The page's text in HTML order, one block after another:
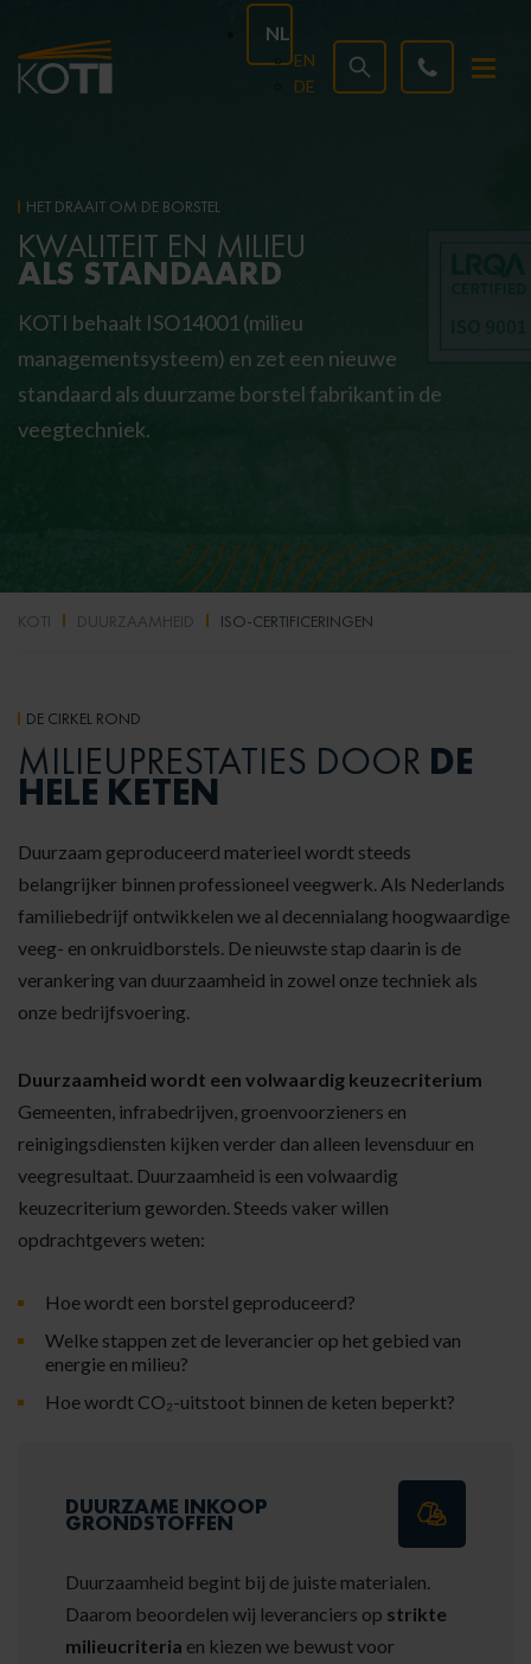
NL
EN
DE
HET DRAAIT OM DE BORSTEL
KWALITEIT EN MILIEU
ALS STANDAARD
KOTI behaalt ISO14001 (milieu
managementsysteem) en zet een nieuwe
standaard als duurzame borstel fabrikant in de
veegtechniek.
KOTI DUURZAAMHEID ISO-CERTIFICERINGEN
DE CIRKEL ROND
MILIEUPRESTATIES DOOR DE
HELE KETEN
Duurzaam geproduceerd materieel wordt steeds
belangrijker binnen professioneel veegwerk. Als Nederlands
familiebedrijf ontwikkelen we al decennialang hoogwaardige
veeg- en onkruidborstels. De nieuwste stap daarin is de
verankering van duurzaamheid in zowel onze techniek als
onze bedrijfsvoering.
Duurzaamheid wordt een volwaardig keuzecriterium
Gemeenten, infrabedrijven, groenvoorzieners en
reinigingsdiensten kijken verder dan alleen levensduur en
veegresultaat. Duurzaamheid is een volwaardig
keuzecriterium geworden. Steeds vaker willen
opdrachtgevers weten:
Hoe wordt een borstel geproduceerd?
Welke stappen zet de leverancier op het gebied van
energie en milieu?
Hoe wordt CO₂-uitstoot binnen de keten beperkt?
DUURZAME INKOOP
GRONDSTOFFEN
Duurzaamheid begint bij de juiste materialen.
Daarom beoordelen wij leveranciers op strikte
milieucriteria en kiezen we bewust voor